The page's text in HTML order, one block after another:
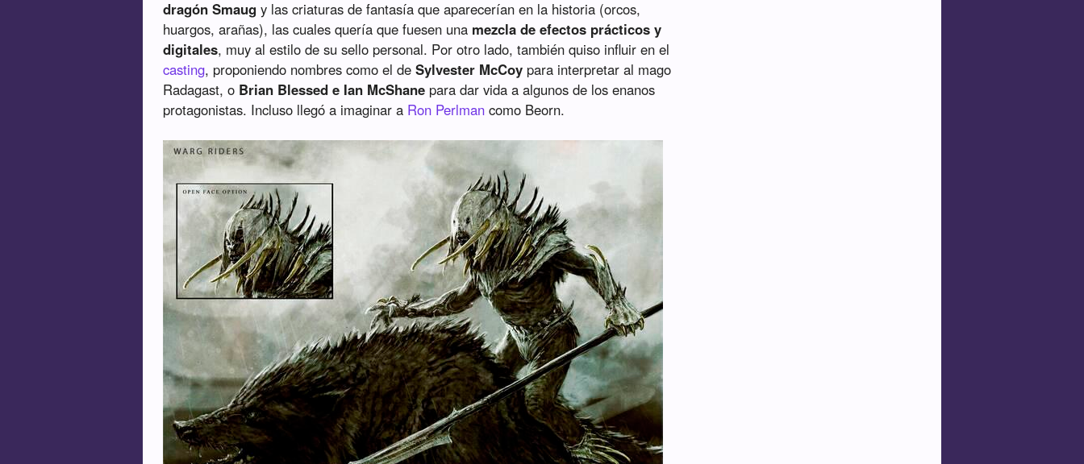
dragón Smaug y las criaturas de fantasía que aparecerían en la historia (orcos,
huargos, arañas), las cuales quería que fuesen una mezcla de efectos prácticos y
digitales, muy al estilo de su sello personal. Por otro lado, también quiso influir en el
casting, proponiendo nombres como el deSylvester McCoy para interpretar al mago
Radagast, o Brian Blessed e Ian McShane para dar vida a algunos de los enanos
protagonistas. Incluso llegó a imaginar a Ron Perlman como Beorn.